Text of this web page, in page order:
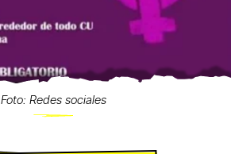
Foto: Redes sociales